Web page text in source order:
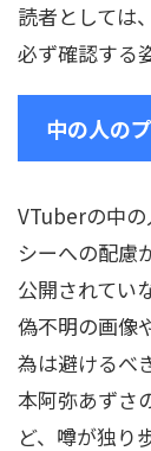
読者としては
必ず確認する
中の人の
VTuberの中
シーへの配慮
公開されてい
偽不明の画像
為は避けるべ
本阿弥あずさ
ど、噂が独り